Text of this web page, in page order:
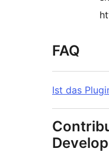
FAQ
Ist das